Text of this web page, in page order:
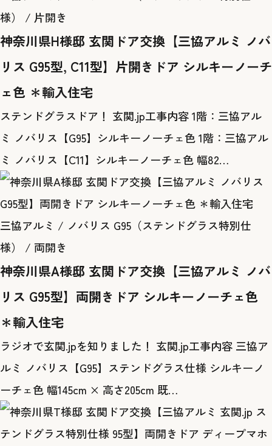
様） / 片開き
神奈川県H様邸 玄関ドア交換【三協アルミ ノバ
リス G95型, C11型】片開きドア シルキーノーチ
ェ色 ＊輸入住宅
ステンドグラスドア！ 玄関.jp工事内容 1階：三協アル
ミ ノバリス【G95】シルキーノーチェ色 1階：三協アル
ミ ノバリス【C11】シルキーノーチェ色 幅82…
三協アルミ / ノバリス G95（ステンドグラス特別仕
様） / 両開き
神奈川県A様邸 玄関ドア交換【三協アルミ ノバ
リス G95型】両開きドア シルキーノーチェ色
＊輸入住宅
ラジオで玄関.jpを知りました！ 玄関.jp工事内容 三協ア
ルミ ノバリス【G95】ステンドグラス仕様 シルキーノ
ーチェ色 幅145cm × 高さ205cm 既…